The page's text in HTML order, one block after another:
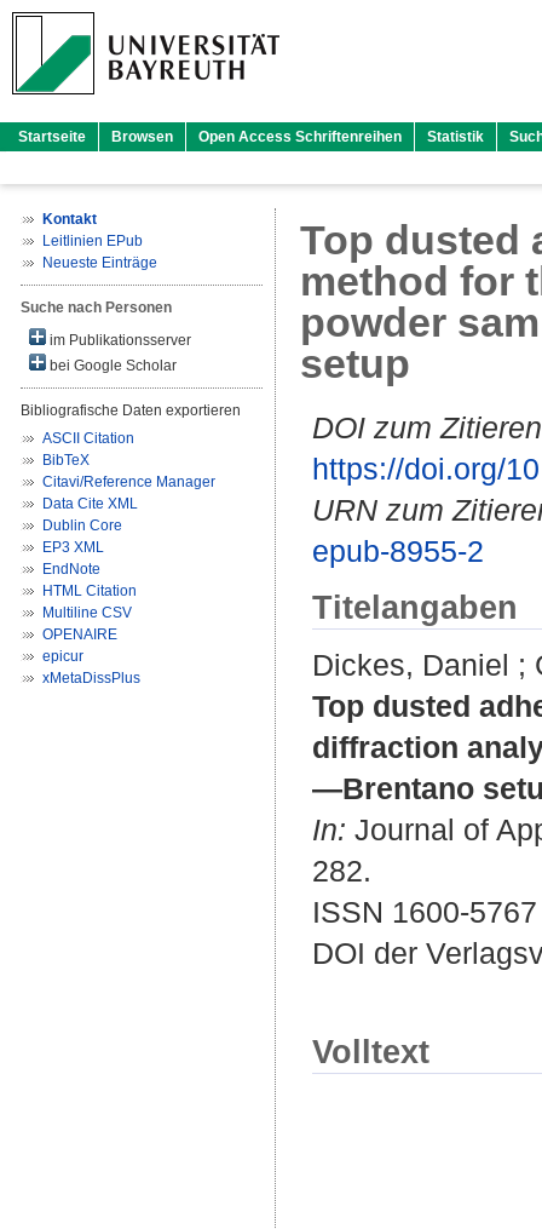
Startseite Browsen Open Access Schriftenreihen Statistik
Kontakt
Leitlinien EPub
Neueste Einträge
Suche nach Personen
im Publikationsserver
bei Google Scholar
Bibliografische Daten exportieren
ASCII Citation
BibTeX
Citavi/Reference Manager
Data Cite XML
Dublin Core
EP3 XML
EndNote
HTML Citation
Multiline CSV
OPENAIRE
epicur
xMetaDissPlus
Top dusted
method for
powder
setup
DOI zum
https://doi.org/
URN zum
epub-8955-2
Titelangaben
Dickes, Daniel ;
Top dusted
diffraction
—Brentano
In: Journal of
282.
ISSN 1600-5767
DOI der
Volltext